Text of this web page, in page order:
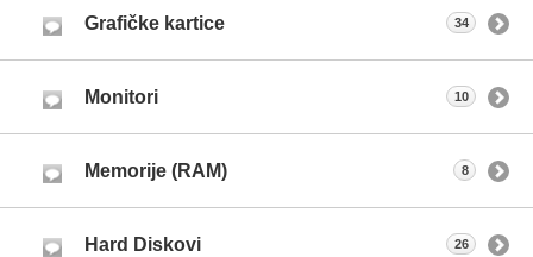
Grafičke kartice 34
Monitori 10
Memorije (RAM) 8
Hard Diskovi 26